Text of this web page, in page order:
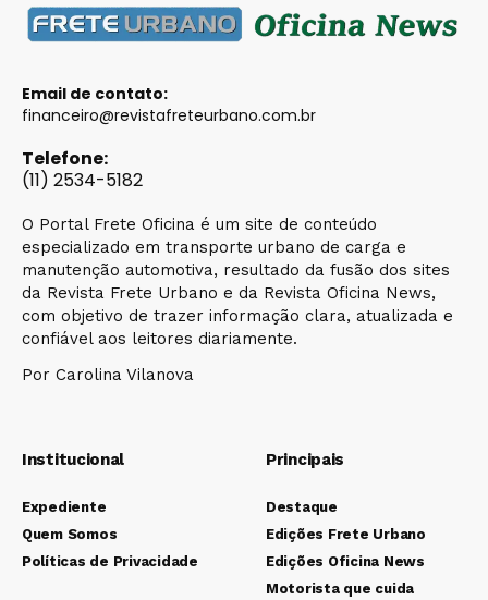
Email de contato:
financeiro@revistafreteurbano.com.br
Telefone:
(11) 2534-5182
O Portal Frete Oficina é um site de conteúdo
especializado em transporte urbano de carga e
manutenção automotiva, resultado da fusão dos sites
da Revista Frete Urbano e da Revista Oficina News,
com objetivo de trazer informação clara, atualizada e
confiável aos leitores diariamente.
Por Carolina Vilanova
Institucional
Expediente
Quem Somos
Políticas de Privacidade
Principais
Destaque
Edições Frete Urbano
Edições Oficina News
Motorista que cuida